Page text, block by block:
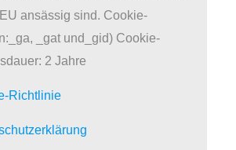
ansässig sind. Cookie-
_gat und_gid) Cookie-
2 Jahre
Richtlinie